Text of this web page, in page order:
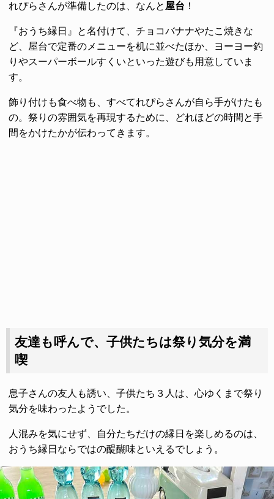
れぴらさんが準備したのは、なんと 屋台 ！
『おうち縁日』と名付けて、チョコバナナやたこ焼きな
ど、屋台で定番のメニューを机に並べたほか、ヨーヨー釣
りやスーパーボールすくいといった遊びも用意していま
す。
飾り付けも食べ物も、すべてれぴらさんが自ら手がけたも
の。祭りの雰囲気を再現するために、どれほどの時間と手
間をかけたかが伝わってきます。
友達も呼んで、子供たちは祭り気分を満
喫
息子さんの友人も誘い、子供たち３人は、心ゆくまで祭り
気分を味わったようでした。
人混みを気にせず、自分たちだけの縁日を楽しめるのは、
おうち縁日ならではの醍醐味といえるでしょう。